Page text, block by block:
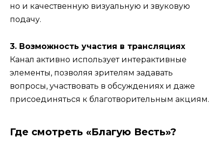
но и качественную визуальную и звуковую
подачу.
3. Возможность участия в трансляциях
Канал активно использует интерактивные
элементы, позволяя зрителям задавать
вопросы, участвовать в обсуждениях и даже
присоединяться к благотворительным акциям.
Где смотреть «Благую Весть»?